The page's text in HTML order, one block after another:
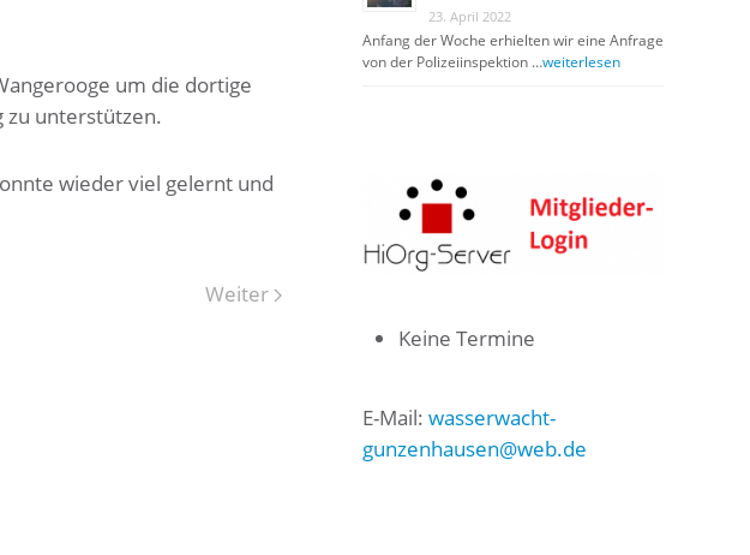
um die dortige
zu unterstützen.
wieder viel gelernt und
Weiter
23. April 2022
Anfang der Woche erhielten wir eine Anfrage
von der Polizeiinspektion …weiterlesen
Keine Termine
E-Mail: wasserwacht-
gunzenhausen@web.de